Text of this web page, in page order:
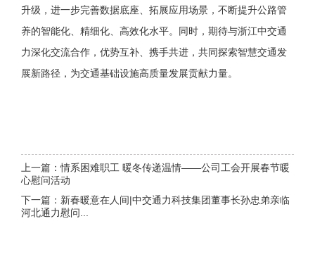
升级，进一步完善数据底座、拓展应用场景，不断提升公路管
养的智能化、精细化、高效化水平。同时，期待与浙江中交通
力深化交流合作，优势互补、携手共进，共同探索智慧交通发
展新路径，为交通基础设施高质量发展贡献力量。
上一篇：情系困难职工 暖冬传递温情——公司工会开展春节暖
心慰问活动
下一篇：新春暖意在人间|中交通力科技集团董事长孙忠弟亲临
河北通力慰问...